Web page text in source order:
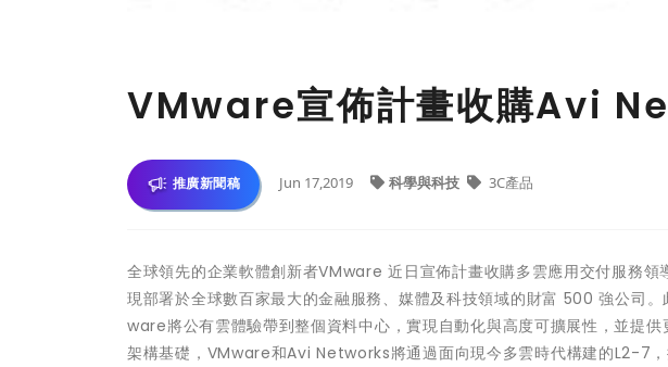
VMware宣佈計畫收購Avi
推廣新聞稿 Jun 17,2019 科學與科技 3C產品
全球領先的企業軟體創新者VMware 近日宣佈計畫收購多雲應用交付服務
現部署於全球數百家最大的金融服務、媒體及科技領域的財富 500 強公司
ware將公有雲體驗帶到整個資料中心，實現自動化與高度可擴展性，並提
架構基礎，VMware和Avi Networks將通過面向現今多雲時代構建的L2-7，